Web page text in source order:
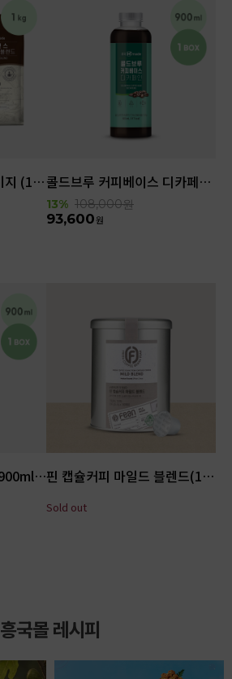
커피빈스 원두 체험패키지 (1kg) 콜드브루 커피베이스 디카페인 (900ml x 6ea)
13% 108,000원
93,600원
콜드브루 커피베이스 (900ml x 6ea) 핀 캡슐커피 마일드 블렌드(100입)
Sold out
흥국몰 레시피